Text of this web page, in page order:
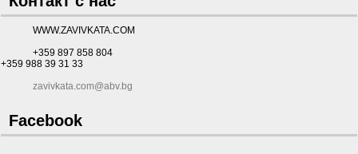
WWW.ZAVIVKATA.COM
+359 897 858 804
+359 988 39 31 33
zavivkata.com@abv.bg
Facebook